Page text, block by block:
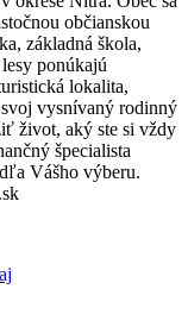
občianskou
základná škola,
ponúkajú
lokalita,
vysnívaný rodinný
život, aký ste si vždy
špecialista
Vášho výberu.